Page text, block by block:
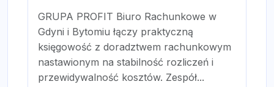
GRUPA PROFIT Biuro Rachunkowe w
Gdyni i Bytomiu łączy praktyczną
księgowość z doradztwem rachunkowym
nastawionym na stabilność rozliczeń i
przewidywalność kosztów. Zespół...